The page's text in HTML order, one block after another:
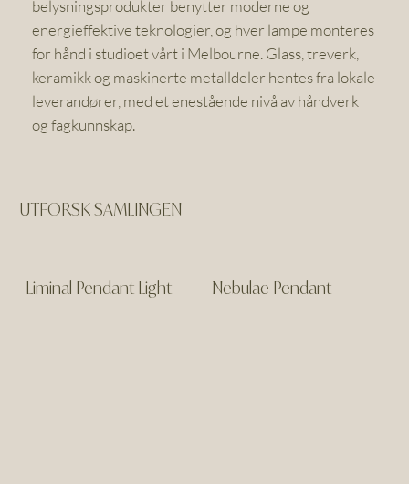
belysningsprodukter benytter moderne og
energieffektive teknologier, og hver lampe monteres
for hånd i studioet vårt i Melbourne. Glass, treverk,
keramikk og maskinerte metalldeler hentes fra lokale
leverandører, med et enestående nivå av håndverk
og fagkunnskap.
UTFORSK SAMLINGEN
Liminal Pendant Light Nebulae Pendant